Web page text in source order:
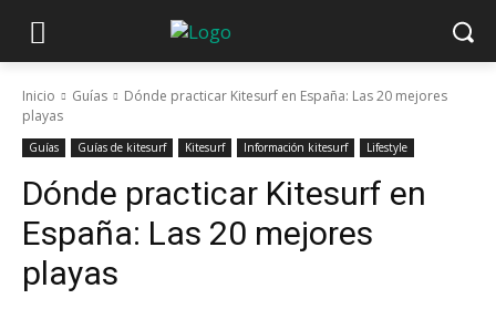
Inicio Guías
Dónde practicar Kitesurf en España: Las 20 mejores
playas
Guías Guías de kitesurf Kitesurf Información kitesurf Lifestyle
Dónde practicar Kitesurf en
España: Las 20 mejores
playas